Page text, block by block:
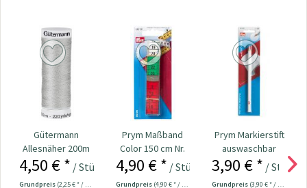
Gütermann
Allesnäher 200m
Fb. 038 - hellgrau
4,50 € * / Stück
Grundpreis (2,25 € * / 100 Meter)
Prym Maßband
Color 150 cm Nr.
282121
4,90 € * / Stück
Grundpreis (4,90 € * / 1 Stück)
Prym Markierstift
auswaschbar
weiß Nr. 611802
3,90 € * / Stück
Grundpreis (3,90 € * / 1 Stück)